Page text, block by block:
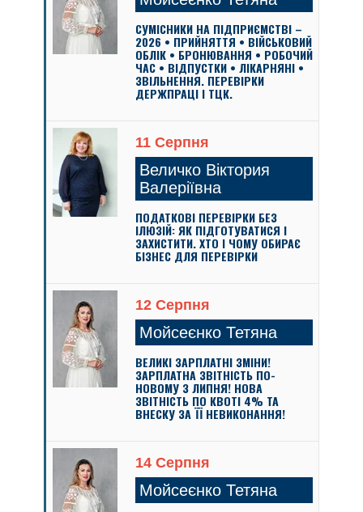
СУМІСНИКИ НА ПІДПРИЄМСТВІ –
2026 • ПРИЙНЯТТЯ • ВІЙСЬКОВИЙ
ОБЛІК • БРОНЮВАННЯ • РОБОЧИЙ
ЧАС • ВІДПУСТКИ • ЛІКАРНЯНІ •
ЗВІЛЬНЕННЯ. ПЕРЕВІРКИ
ДЕРЖПРАЦІ І ТЦК.
11 Серпня
Величко Віктория
Валеріївна
ПОДАТКОВІ ПЕРЕВІРКИ БЕЗ
ІЛЮЗІЙ: ЯК ПІДГОТУВАТИСЯ І
ЗАХИСТИТИ. ХТО І ЧОМУ ОБИРАЄ
БІЗНЕС ДЛЯ ПЕРЕВІРКИ
12 Серпня
Мойсеєнко Тетяна
ВЕЛИКІ ЗАРПЛАТНІ ЗМІНИ!
ЗАРПЛАТНА ЗВІТНІСТЬ ПО-
НОВОМУ З ЛИПНЯ! НОВА
ЗВІТНІСТЬ ПО КВОТІ 4% ТА
ВНЕСКУ ЗА ЇЇ НЕВИКОНАННЯ!
14 Серпня
Мойсеєнко Тетяна